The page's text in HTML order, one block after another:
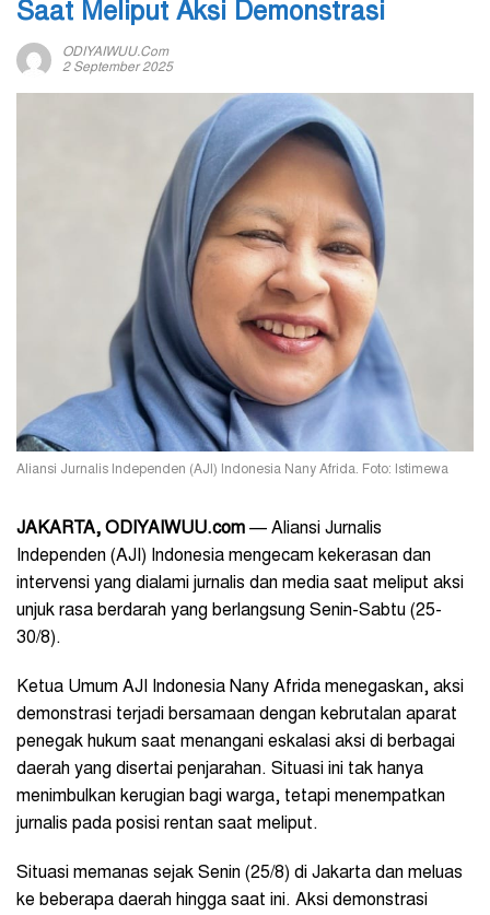
Saat Meliput Aksi Demonstrasi
ODIYAIWUU.com
2 September 2025
Aliansi Jurnalis Independen (AJI) Indonesia Nany Afrida. Foto: Istimewa
JAKARTA, ODIYAIWUU.com — Aliansi Jurnalis
Independen (AJI) Indonesia mengecam kekerasan dan
intervensi yang dialami jurnalis dan media saat meliput aksi
unjuk rasa berdarah yang berlangsung Senin-Sabtu (25-
30/8).
Ketua Umum AJI Indonesia Nany Afrida menegaskan, aksi
demonstrasi terjadi bersamaan dengan kebrutalan aparat
penegak hukum saat menangani eskalasi aksi di berbagai
daerah yang disertai penjarahan. Situasi ini tak hanya
menimbulkan kerugian bagi warga, tetapi menempatkan
jurnalis pada posisi rentan saat meliput.
Situasi memanas sejak Senin (25/8) di Jakarta dan meluas
ke beberapa daerah hingga saat ini. Aksi demonstrasi